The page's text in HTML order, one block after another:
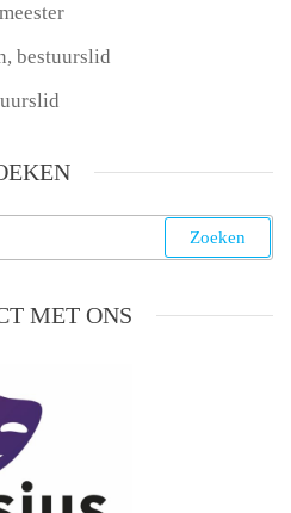
bestuurslid
MET ONS